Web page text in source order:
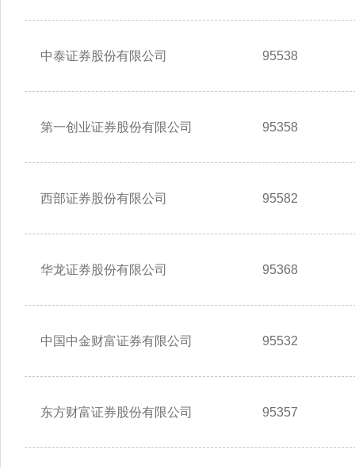
中泰证券股份有限公司 95538
第一创业证券股份有限公司 95358
西部证券股份有限公司 95582
华龙证券股份有限公司 95368
中国中金财富证券有限公司 95532
东方财富证券股份有限公司 95357